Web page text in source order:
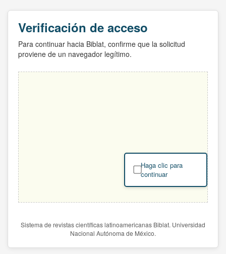
Verificación de acceso
Para continuar hacia Biblat, confirme que la solicitud
proviene de un navegador legítimo.
Haga clic para
continuar
Sistema de revistas científicas latinoamericanas Biblat. Universidad
Nacional Autónoma de México.